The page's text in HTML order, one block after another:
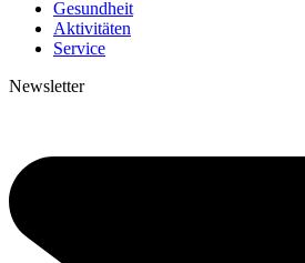
Gesundheit
Aktivitäten
Service
Newsletter